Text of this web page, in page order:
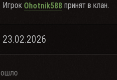
Игрок Ohotnik588 принят в клан.